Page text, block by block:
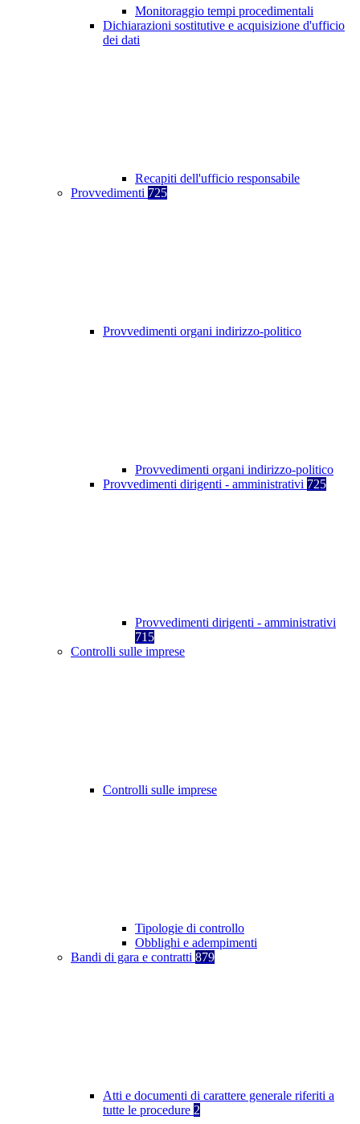
Monitoraggio tempi procedimentali
Dichiarazioni sostitutive e acquisizione d'ufficio
dei dati
Recapiti dell'ufficio responsabile
Provvedimenti 725
Provvedimenti organi indirizzo-politico
Provvedimenti organi indirizzo-politico
Provvedimenti dirigenti - amministrativi 725
Provvedimenti dirigenti - amministrativi
715
Controlli sulle imprese
Controlli sulle imprese
Tipologie di controllo
Obblighi e adempimenti
Bandi di gara e contratti 879
Atti e documenti di carattere generale riferiti a
tutte le procedure 2